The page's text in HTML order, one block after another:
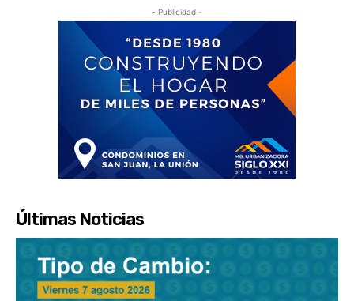
- Publicidad -
Últimas Noticias